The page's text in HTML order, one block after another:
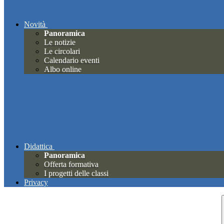
Novità
Panoramica
Le notizie
Le circolari
Calendario eventi
Albo online
Didattica
Panoramica
Offerta formativa
I progetti delle classi
Privacy